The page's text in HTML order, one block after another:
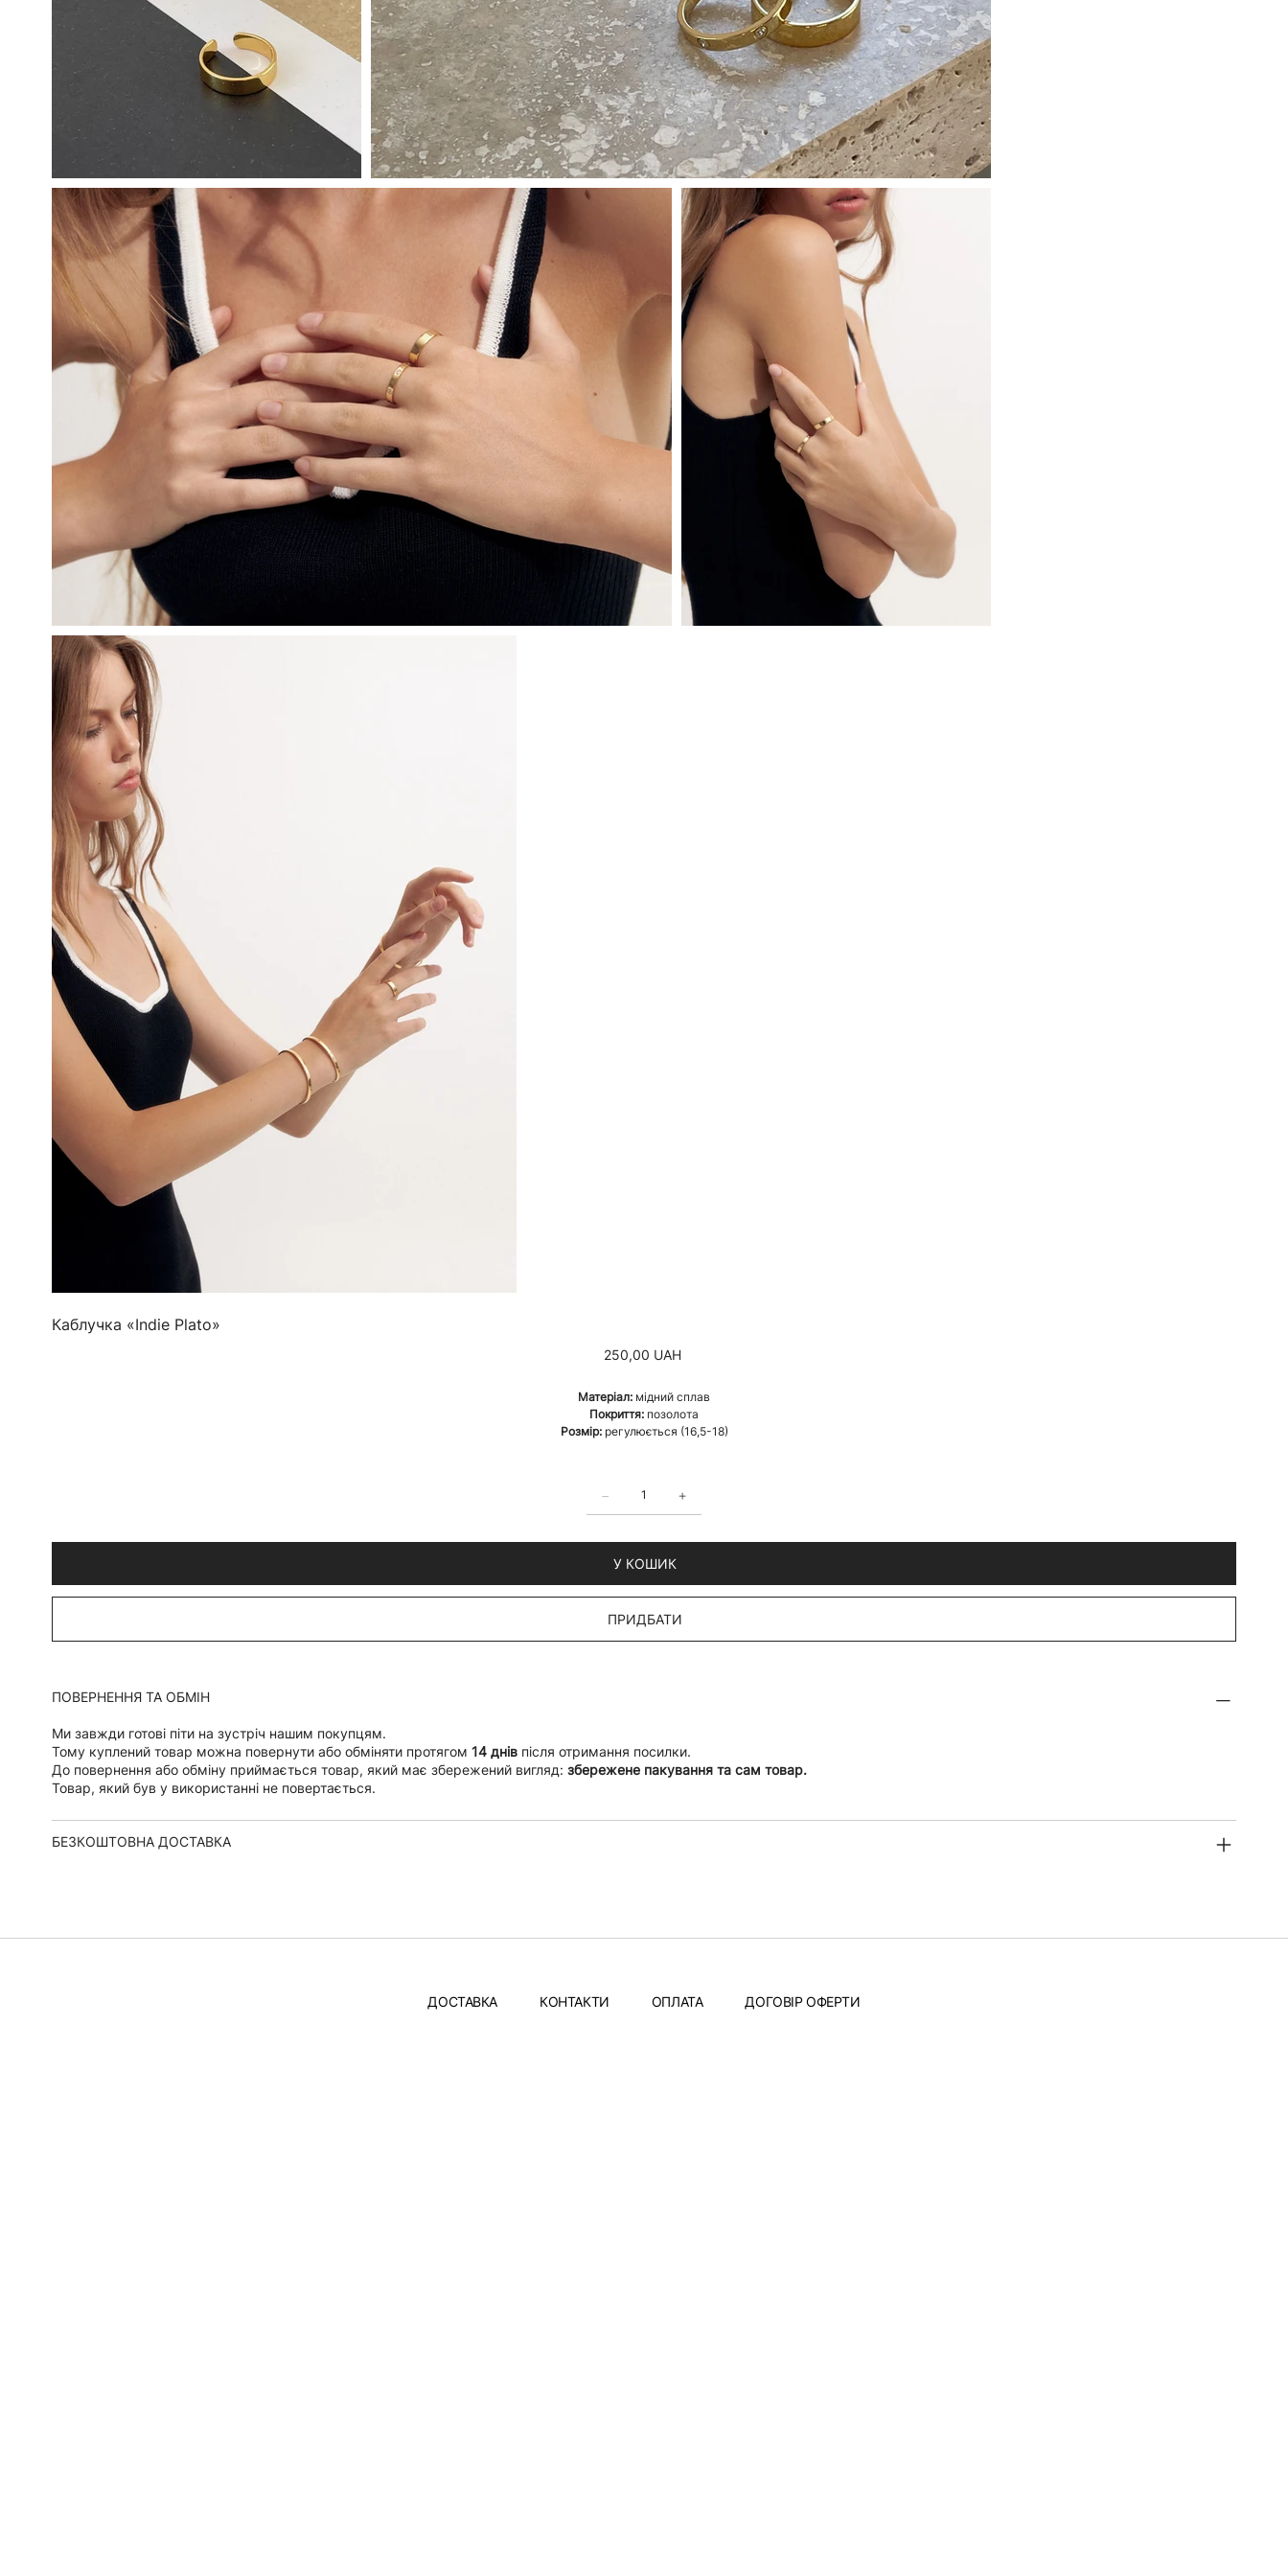
Каблучка «Indie Plato»
Ціна
250,00 UAH
Матеріал: мідний сплав
Покриття: позолота
Розмір:регулюється (16,5-18)
У КОШИК
ПРИДБАТИ
ПОВЕРНЕННЯ ТА ОБМІН
Ми завжди готові піти на зустріч нашим покупцям.
Тому куплений товар можна повернути або обміняти протягом 14 днівпісля отримання посилки.
До повернення або обміну приймається товар, який має збережений вигляд: збережене пакування та сам товар.
Товар, який був у використанні не повертається.
БЕЗКОШТОВНА ДОСТАВКА
ДОСТАВКА КОНТАКТИ ОПЛАТА ДОГОВІР ОФЕРТИ